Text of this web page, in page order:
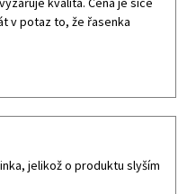
v potaz to, že řasenka
jelikož o produktu slyším